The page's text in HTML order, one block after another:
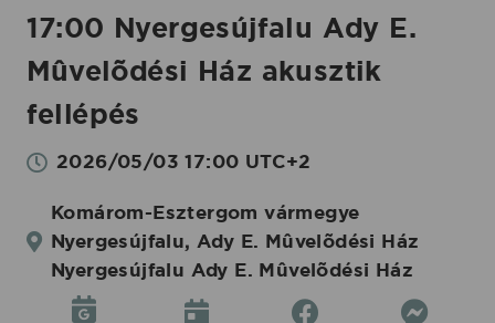
17:00 Nyergesújfalu Ady E.
Mûvelõdési Ház akusztik
fellépés
2026/05/03 17:00 UTC+2
Komárom-Esztergom vármegye
Nyergesújfalu, Ady E. Mûvelõdési Ház
Nyergesújfalu Ady E. Mûvelõdési Ház